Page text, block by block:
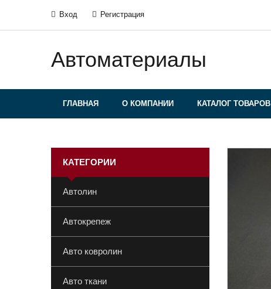
Вход Регистрация
Автоматериалы
ГЛАВНАЯ О КОМПАНИИ КАТАЛОГ ТОВАРОВ
КАТЕГОРИИ
Автолин
Автокрепеж
Авто ковролин
Авто ткани